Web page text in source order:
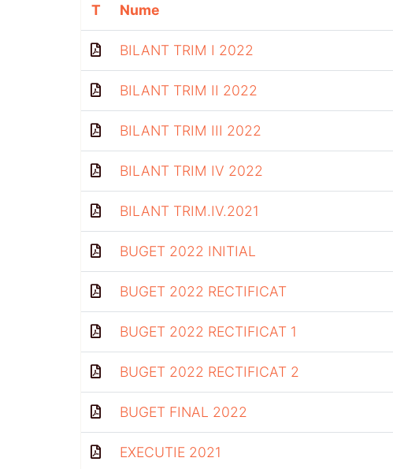
T Nume
BILANT TRIM I 2022
BILANT TRIM II 2022
BILANT TRIM III 2022
BILANT TRIM IV 2022
BILANT TRIM.IV.2021
BUGET 2022 INITIAL
BUGET 2022 RECTIFICAT
BUGET 2022 RECTIFICAT 1
BUGET 2022 RECTIFICAT 2
BUGET FINAL 2022
EXECUTIE 2021